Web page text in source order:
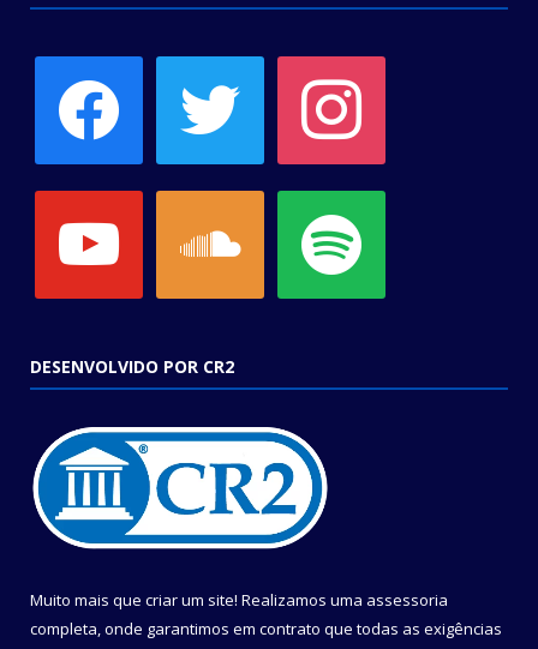
DESENVOLVIDO POR CR2
Muito mais que criar um site! Realizamos uma assessoria
completa, onde garantimos em contrato que todas as exigências